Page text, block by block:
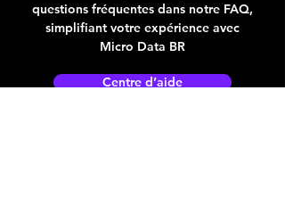
questions fréquentes dans notre FAQ,
simplifiant votre expérience avec
Micro Data BR
Centre d’aide